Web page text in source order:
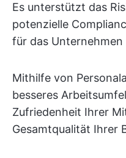
Es unterstützt das
potenzielle
für das
Mithilfe von
besseres
Zufriedenheit Ihrer
Gesamtqualität Ihrer